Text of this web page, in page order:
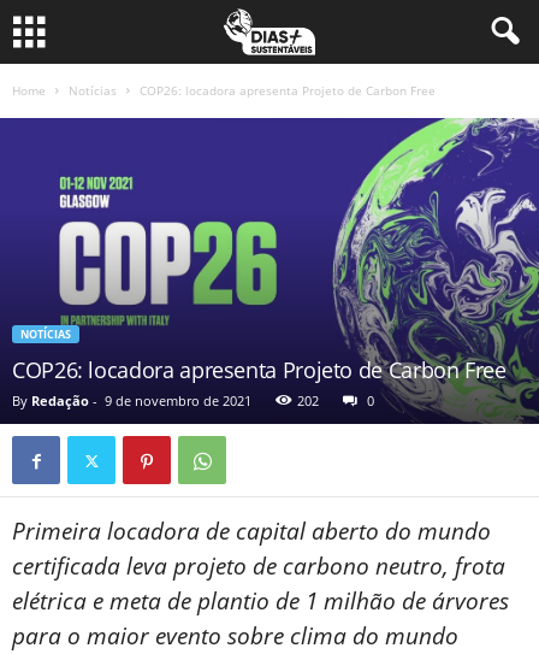
Home Notícias COP26: locadora apresenta Projeto de Carbon Free
NOTÍCIAS
COP26: locadora apresenta Projeto de Carbon Free
By Redação - 9 de novembro de 2021 202 0
Primeira locadora de capital aberto do mundo
certificada leva projeto de carbono neutro, frota
elétrica e meta de plantio de 1 milhão de árvores
para o maior evento sobre clima do mundo